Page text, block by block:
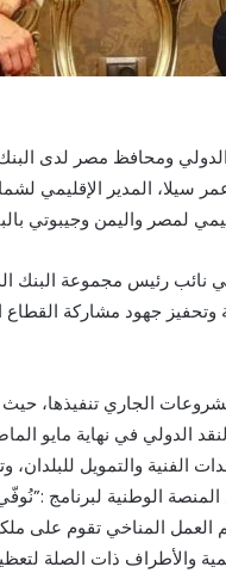
الدولي ومحافظ مصر لدى
سيلا، المدير الإقليمي
لمصر واليمن وجيبوتي
نائب رئيس مجموعة البنك
وتحفيز جهود مشاركة
الجاري تنفيذها،
الدولي في نهاية مايو
الفنية والتمويل للبلدان،
الوطنية لبرنامج
العمل المناخي تقوم على
والأطراف ذات الصلة